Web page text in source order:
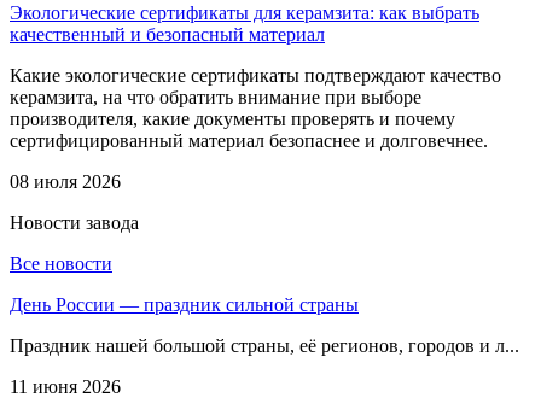
Экологические сертификаты для керамзита: как выбрать
качественный и безопасный материал
Какие экологические сертификаты подтверждают качество
керамзита, на что обратить внимание при выборе
производителя, какие документы проверять и почему
сертифицированный материал безопаснее и долговечнее.
08 июля 2026
Новости завода
Все новости
День России — праздник сильной страны
Праздник нашей большой страны, её регионов, городов и л...
11 июня 2026